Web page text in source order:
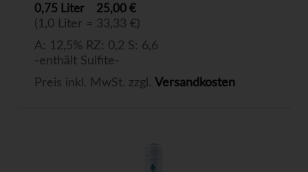
0,75 Liter
25,00 €
(1,0 Liter = 33,33 €)
A: 12,5% RZ: 0,2 S: 6,6
-enthält Sulfite-
Preis inkl. MwSt. zzgl. Versandkosten